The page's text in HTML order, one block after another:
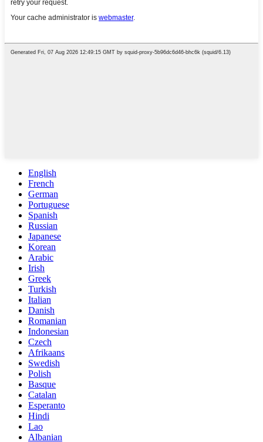
English
French
German
Portuguese
Spanish
Russian
Japanese
Korean
Arabic
Irish
Greek
Turkish
Italian
Danish
Romanian
Indonesian
Czech
Afrikaans
Swedish
Polish
Basque
Catalan
Esperanto
Hindi
Lao
Albanian